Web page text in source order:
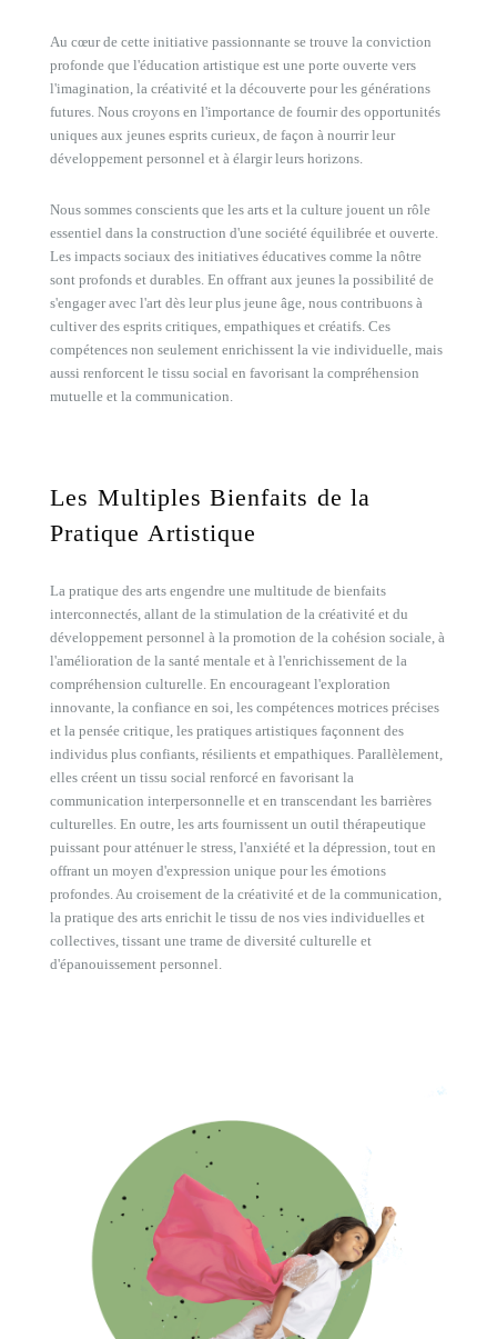
Au cœur de cette initiative passionnante se trouve la conviction
profonde que l'éducation artistique est une porte ouverte vers
l'imagination, la créativité et la découverte pour les générations
futures. Nous croyons en l'importance de fournir des opportunités
uniques aux jeunes esprits curieux, de façon à nourrir leur
développement personnel et à élargir leurs horizons.
Nous sommes conscients que les arts et la culture jouent un rôle
essentiel dans la construction d'une société équilibrée et ouverte.
Les impacts sociaux des initiatives éducatives comme la nôtre
sont profonds et durables. En offrant aux jeunes la possibilité de
s'engager avec l'art dès leur plus jeune âge, nous contribuons à
cultiver des esprits critiques, empathiques et créatifs. Ces
compétences non seulement enrichissent la vie individuelle, mais
aussi renforcent le tissu social en favorisant la compréhension
mutuelle et la communication.
Les Multiples Bienfaits de la
Pratique Artistique
La pratique des arts engendre une multitude de bienfaits
interconnectés, allant de la stimulation de la créativité et du
développement personnel à la promotion de la cohésion sociale, à
l'amélioration de la santé mentale et à l'enrichissement de la
compréhension culturelle. En encourageant l'exploration
innovante, la confiance en soi, les compétences motrices précises
et la pensée critique, les pratiques artistiques façonnent des
individus plus confiants, résilients et empathiques. Parallèlement,
elles créent un tissu social renforcé en favorisant la
communication interpersonnelle et en transcendant les barrières
culturelles. En outre, les arts fournissent un outil thérapeutique
puissant pour atténuer le stress, l'anxiété et la dépression, tout en
offrant un moyen d'expression unique pour les émotions
profondes. Au croisement de la créativité et de la communication,
la pratique des arts enrichit le tissu de nos vies individuelles et
collectives, tissant une trame de diversité culturelle et
d'épanouissement personnel.